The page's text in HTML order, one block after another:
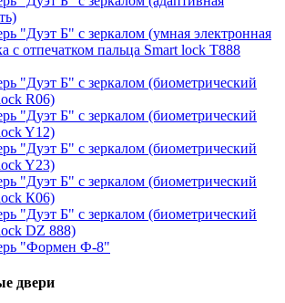
"Дуэт Б" с зеркалом (умная электронная
с отпечатком пальца Smart lock T888
"Дуэт Б" с зеркалом (биометрический
R06)
"Дуэт Б" с зеркалом (биометрический
Y12)
"Дуэт Б" с зеркалом (биометрический
Y23)
"Дуэт Б" с зеркалом (биометрический
К06)
"Дуэт Б" с зеркалом (биометрический
DZ 888)
"Формен Ф-8"
двери